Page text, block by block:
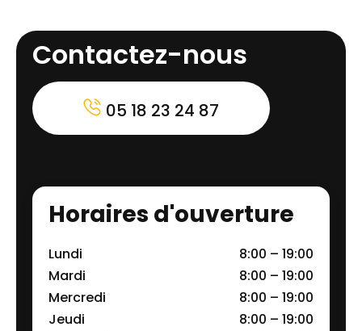
Contactez-nous
05 18 23 24 87
Horaires d'ouverture
Lundi
8:00 – 19:00
Mardi
8:00 – 19:00
Mercredi
8:00 – 19:00
Jeudi
8:00 – 19:00